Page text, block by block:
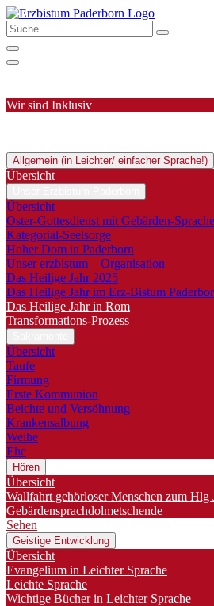
Wir sind Inklusiv
Allgemein (in Leichter/ einfacher Sprache!)
Übersicht
Übersicht
Oster-Gottesdienst mit Gebärden-Sprache
Kategorial-Seelsorge
Hoher Dom in Paderborn
Unser erzbistum – Organisation
Das Heilige Jahr 2025
Das Heilige Jahr im Erz-Bistum
Das Heilige Jahr in Rom
Transformations-Prozess
Übersicht
Taufe
Firmung
Erste Kommunion
Beichte und Versöhnung
Krankensalbung
Weihe
Ehe
Hören
Übersicht
Wallfahrt gehörloser Menschen zum Hlg
Gebärdensprachdolmetschende
Sehen
Geistige Entwicklung
Übersicht
Evangelium in Leichter Sprache
Leichte Sprache
Wichtige Bücher in Leichter Sprache